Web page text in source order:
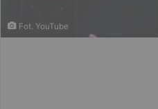
Fot. YouTube